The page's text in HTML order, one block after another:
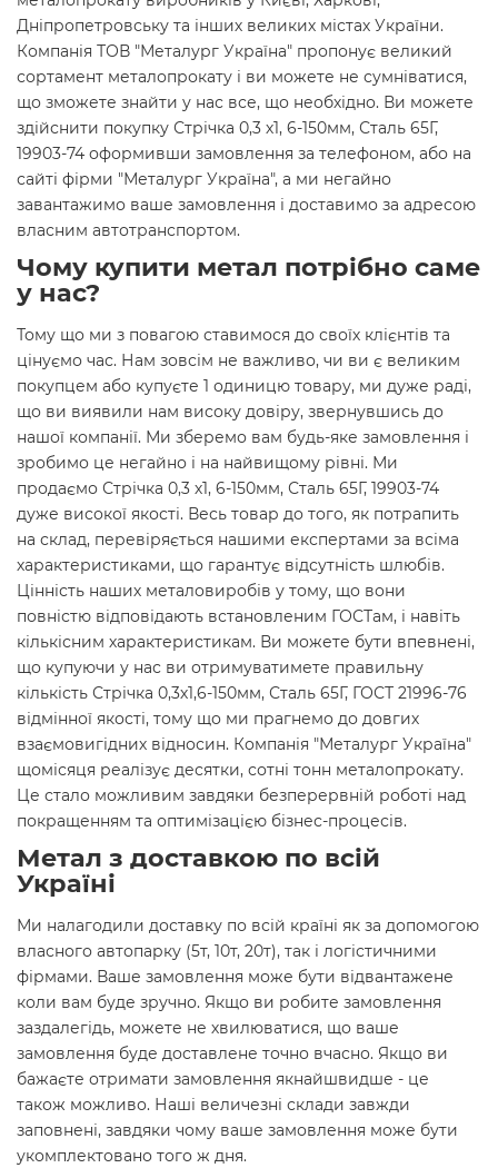
Дніпропетровську та інших великих містах України.
Компанія ТОВ "Металург Україна" пропонує великий
сортамент металопрокату і ви можете не сумніватися,
що зможете знайти у нас все, що необхідно. Ви можете
здійснити покупку Стрічка 0,3 х1, 6-150мм, Сталь 65Г,
19903-74 оформивши замовлення за телефоном, або на
сайті фірми "Металург Україна", а ми негайно
завантажимо ваше замовлення і доставимо за адресою
власним автотранспортом.
Чому купити метал потрібно саме
у нас?
Тому що ми з повагою ставимося до своїх клієнтів та
цінуємо час. Нам зовсім не важливо, чи ви є великим
покупцем або купуєте 1 одиницю товару, ми дуже раді,
що ви виявили нам високу довіру, звернувшись до
нашої компанії. Ми зберемо вам будь-яке замовлення і
зробимо це негайно і на найвищому рівні. Ми
продаємо Стрічка 0,3 х1, 6-150мм, Сталь 65Г, 19903-74
дуже високої якості. Весь товар до того, як потрапить
на склад, перевіряється нашими експертами за всіма
характеристиками, що гарантує відсутність шлюбів.
Цінність наших металовиробів у тому, що вони
повністю відповідають встановленим ГОСТам, і навіть
кількісним характеристикам. Ви можете бути впевнені,
що купуючи у нас ви отримуватимете правильну
кількість Стрічка 0,3х1,6-150мм, Сталь 65Г, ГОСТ 21996-76
відмінної якості, тому що ми прагнемо до довгих
взаємовигідних відносин. Компанія "Металург Україна"
щомісяця реалізує десятки, сотні тонн металопрокату.
Це стало можливим завдяки безперервній роботі над
покращенням та оптимізацією бізнес-процесів.
Метал з доставкою по всій
Україні
Ми налагодили доставку по всій країні як за допомогою
власного автопарку (5т, 10т, 20т), так і логістичними
фірмами. Ваше замовлення може бути відвантажене
коли вам буде зручно. Якщо ви робите замовлення
заздалегідь, можете не хвилюватися, що ваше
замовлення буде доставлене точно вчасно. Якщо ви
бажаєте отримати замовлення якнайшвидше - це
також можливо. Наші величезні склади завжди
заповнені, завдяки чому ваше замовлення може бути
укомплектовано того ж дня.